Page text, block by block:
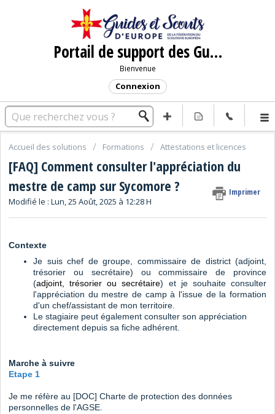
Portail de support des Guides et Scouts d'Europe
Bienvenue
Connexion
Accueil des solutions Formations Attestations et licences
[FAQ] Comment consulter l'appréciation du
mestre de camp sur Sycomore ?
Imprimer
Modifié le : Lun, 25 Août, 2025 à 12:28 H
Contexte
Je suis chef de groupe, commissaire de district (adjoint,
trésorier ou secrétaire) ou commissaire de province
(adjoint, trésorier ou secrétaire) et je souhaite consulter
l'appréciation du mestre de camp à l'issue de la formation
d'un chef/assistant de mon territoire.
Le stagiaire peut également consulter son appréciation
directement depuis sa fiche adhérent.
Marche à suivre
Etape 1
Je me réfère au [DOC] Charte de protection des données
personnelles de l'AGSE